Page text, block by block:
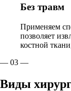
Без травм
Применяем
позволяет
костной
— 03 —
Виды